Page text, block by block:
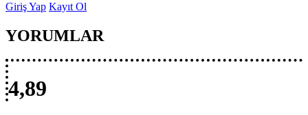
Giriş Yap Kayıt Ol
YORUMLAR
4,89